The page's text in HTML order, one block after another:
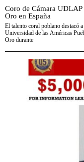
Coro de Cámara
Oro en España
El talento coral poblano destacó
Universidad de las Américas
Oro durante